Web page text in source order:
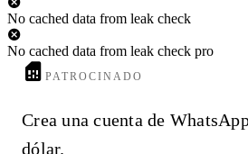
No cached data from leak check
No cached data from leak check pro
PATROCINADO
Crea una cuenta de
dólar.